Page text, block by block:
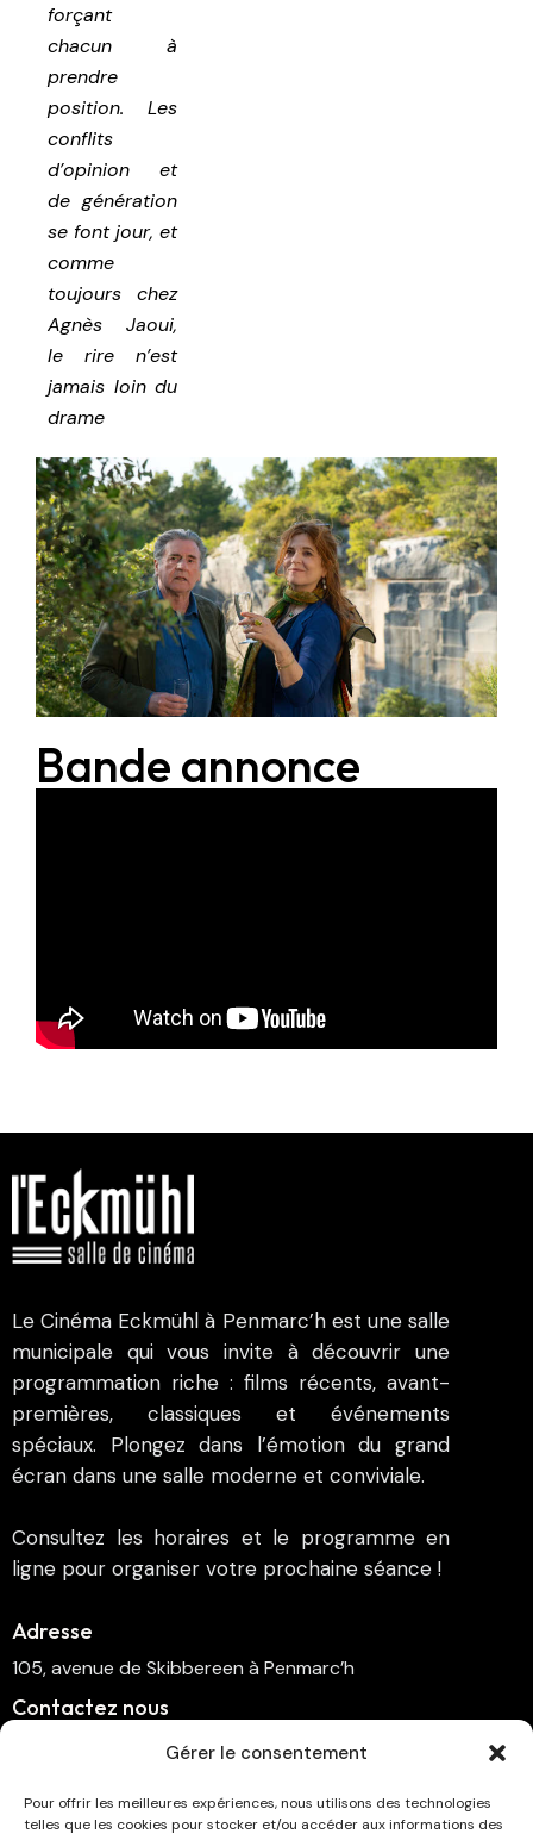
Gérer le consentement
Pour offrir les meilleures expériences, nous utilisons des technologies
telles que les cookies pour stocker et/ou accéder aux informations des
forçant
chacun à
prendre
position. Les
conflits
d’opinion et
de génération
se font jour, et
comme
toujours chez
Agnès Jaoui,
le rire n’est
jamais loin du
drame
Bande annonce
Le Cinéma Eckmühl à Penmarc’h est une salle
municipale qui vous invite à découvrir une
programmation riche : films récents, avant-
premières, classiques et événements
spéciaux. Plongez dans l’émotion du grand
écran dans une salle moderne et conviviale.
Consultez les horaires et le programme en
ligne pour organiser votre prochaine séance !
Adresse
105, avenue de Skibbereen à Penmarc’h
Contactez nous
cinema.penmarch@orange.fr